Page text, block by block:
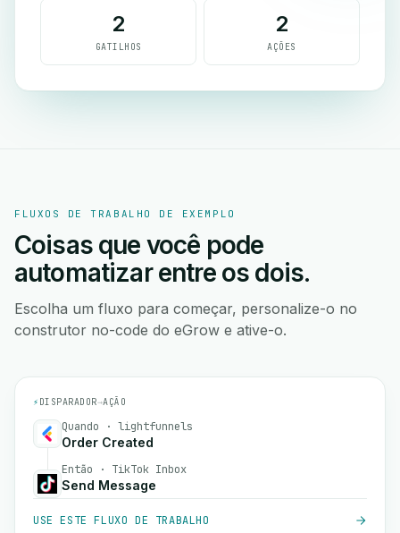
2
GATILHOS
2
AÇÕES
FLUXOS DE TRABALHO DE EXEMPLO
Coisas que você pode
automatizar entre os dois.
Escolha um fluxo para começar, personalize-o no
construtor no-code do eGrow e ative-o.
⚡ DISPARADOR→AÇÃO
Quando · lightfunnels
Order Created
Então · TikTok Inbox
Send Message
USE ESTE FLUXO DE TRABALHO